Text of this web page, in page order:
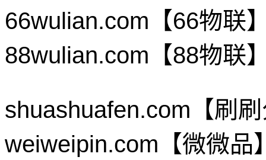
66wulian.com【66物联
88wulian.com【88物联
shuashuafen.com【刷
weiweipin.com【微微品